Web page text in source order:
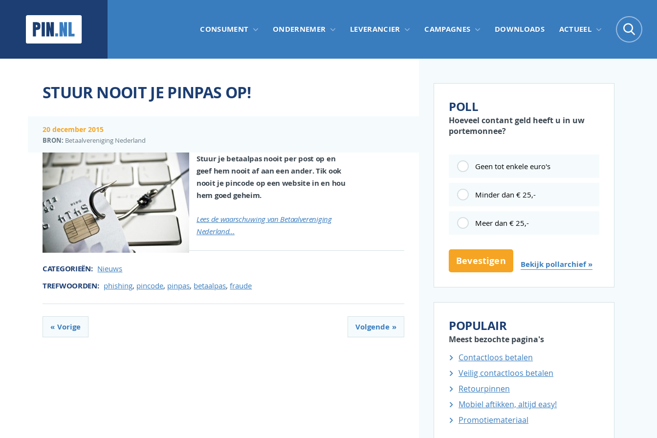
CONSUMENT ONDERNEMER LEVERANCIER CAMPAGNES DOWNLOADS ACTUEEL
STUUR NOOIT JE PINPAS OP!
20 december 2015
BRON: Betaalvereniging Nederland
Stuur je betaalpas nooit per post op en
geef hem nooit af aan een ander. Tik ook
nooit je pincode op een website in en hou
hem goed geheim.
Lees de waarschuwing van Betaalvereniging
Nederland…
CATEGORIEËN Nieuws
TREFWOORDEN phishing, pincode, pinpas, betaalpas,fraude
Vorige Volgende
POLL
Hoeveel contant geld heeft u in uw
portemonnee?
Geen tot enkele euro's
Minder dan € 25,-
Meer dan € 25,-
Bekijk pollarchief »
POPULAIR
Meest bezochte pagina's
Contactloos betalen
Veilig contactloos betalen
Retourpinnen
Mobiel aftikken, altijd easy!
Promotiemateriaal